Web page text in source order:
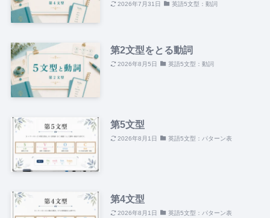
2026年7月31日 英語5文型：動詞
第2文型をとる動詞
2026年8月5日 英語5文型：動詞
第5文型
2026年8月1日 英語5文型：パターン表
第4文型
2026年8月1日 英語5文型：パターン表